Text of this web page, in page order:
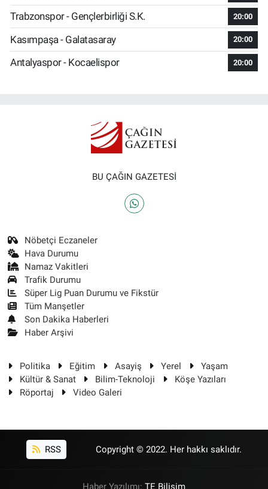
Trabzonspor - Gençlerbirliği S.K. 20:00
Kasımpaşa - Galatasaray 20:00
Antalyaspor - Kocaelispor 20:00
BU ÇAĞIN GAZETESİ
Nöbetçi Eczaneler
Hava Durumu
Namaz Vakitleri
Trafik Durumu
Süper Lig Puan Durumu ve Fikstür
Tüm Manşetler
Son Dakika Haberleri
Haber Arşivi
Politika Eğitim Asayiş Yerel
Yaşam
Kültür & Sanat
Bilim-Teknoloji
Köşe Yazıları
Röportaj
Video Galeri
RSS Copyright © 2022. Her hakkı saklıdır.
Haber Yazılımı: TE Bilişim